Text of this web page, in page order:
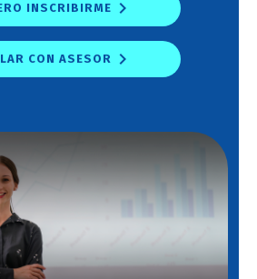
INSCRIBIRME
CON ASESOR